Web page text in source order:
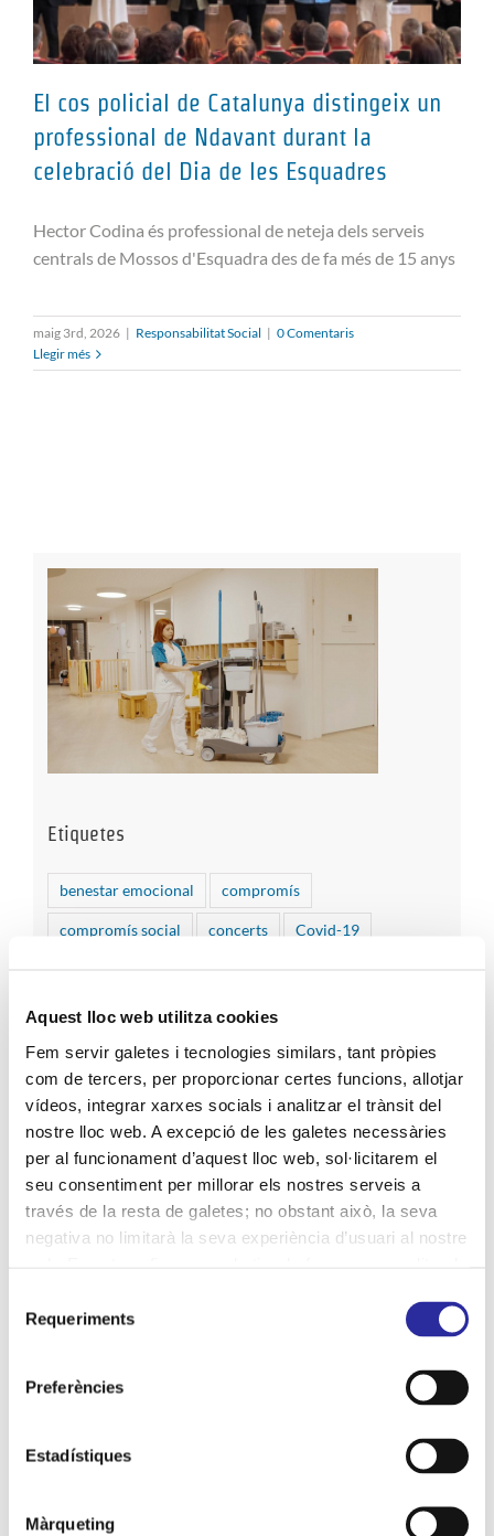
Aquest lloc web utilitza cookies
Fem servir galetes i tecnologies similars, tant pròpies
com de tercers, per proporcionar certes funcions, allotjar
vídeos, integrar xarxes socials i analitzar el trànsit del
nostre lloc web. A excepció de les galetes necessàries
per al funcionament d’aquest lloc web, sol·licitarem el
seu consentiment per millorar els nostres serveis a
través de la resta de galetes; no obstant això, la seva
negativa no limitarà la seva experiència d’usuari al nostre
consultar la nostra
Requeriments
Preferències
Estadístiques
Màrqueting
El cos policial de Catalunya
Ndavant durant la celebració del
Dia de les Esquadres
El cos policial de Catalunya distingeix un
professional de Ndavant durant la
celebració del Dia de les Esquadres
Hector Codina és professional de neteja dels serveis
centrals de Mossos d'Esquadra des de fa més de 15 anys
maig 3rd, 2026 | Responsabilitat Social | 0 Comentaris
Llegir més
Etiquetes
benestar emocional compromís
compromís social concerts Covid-19
desinfecció per llum UV-C
economia social
eliminació de la violència de gènere entorn
equips de professionals gestió responsable
gestió sostenible Hospital de Bellvitge
Hospital Vall d'Hebron igualtat inclusió
indicadors infants infants hospitalitzats jocs
neteja neteja hospitalària processos de neteja
Recursos Humans
Sant Jordi solucions eficients